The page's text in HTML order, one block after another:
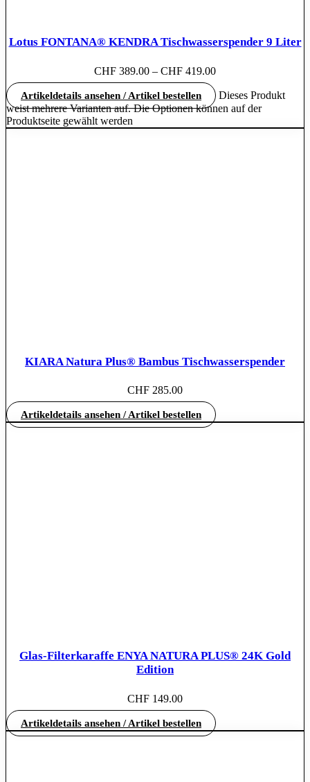
Lotus FONTANA® KENDRA Tischwasserspender 9 Liter
CHF 389.00 – CHF 419.00
Artikeldetails ansehen / Artikel bestellen
Dieses Produkt
weist mehrere Varianten auf. Die Optionen können auf der
Produktseite gewählt werden
KIARA Natura Plus® Bambus Tischwasserspender
CHF 285.00
Artikeldetails ansehen / Artikel bestellen
Glas-Filterkaraffe ENYA NATURA PLUS® 24K Gold
Edition
CHF 149.00
Artikeldetails ansehen / Artikel bestellen